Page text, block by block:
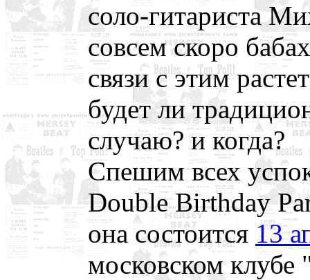
соло-гитариста
совсем скоро
связи с этим
будет ли
случаю? и когда?
Спешим всех
Double Birthday
она состоится 13
московском